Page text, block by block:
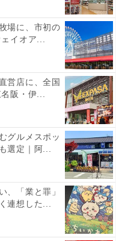
場に、市初の
イオア...
営店に、全国
阪・伊...
グルメスポッ
選定｜阿...
、「業と罪」
連想した...